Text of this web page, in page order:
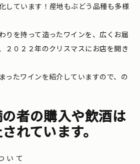
しています！産地もぶどう品種も多様
りを持って造ったワインを、広くお届
２０２２年のクリスマスにお店を開き
ったワインを紹介していますので、の
者の購入や飲酒は
れています。
いて